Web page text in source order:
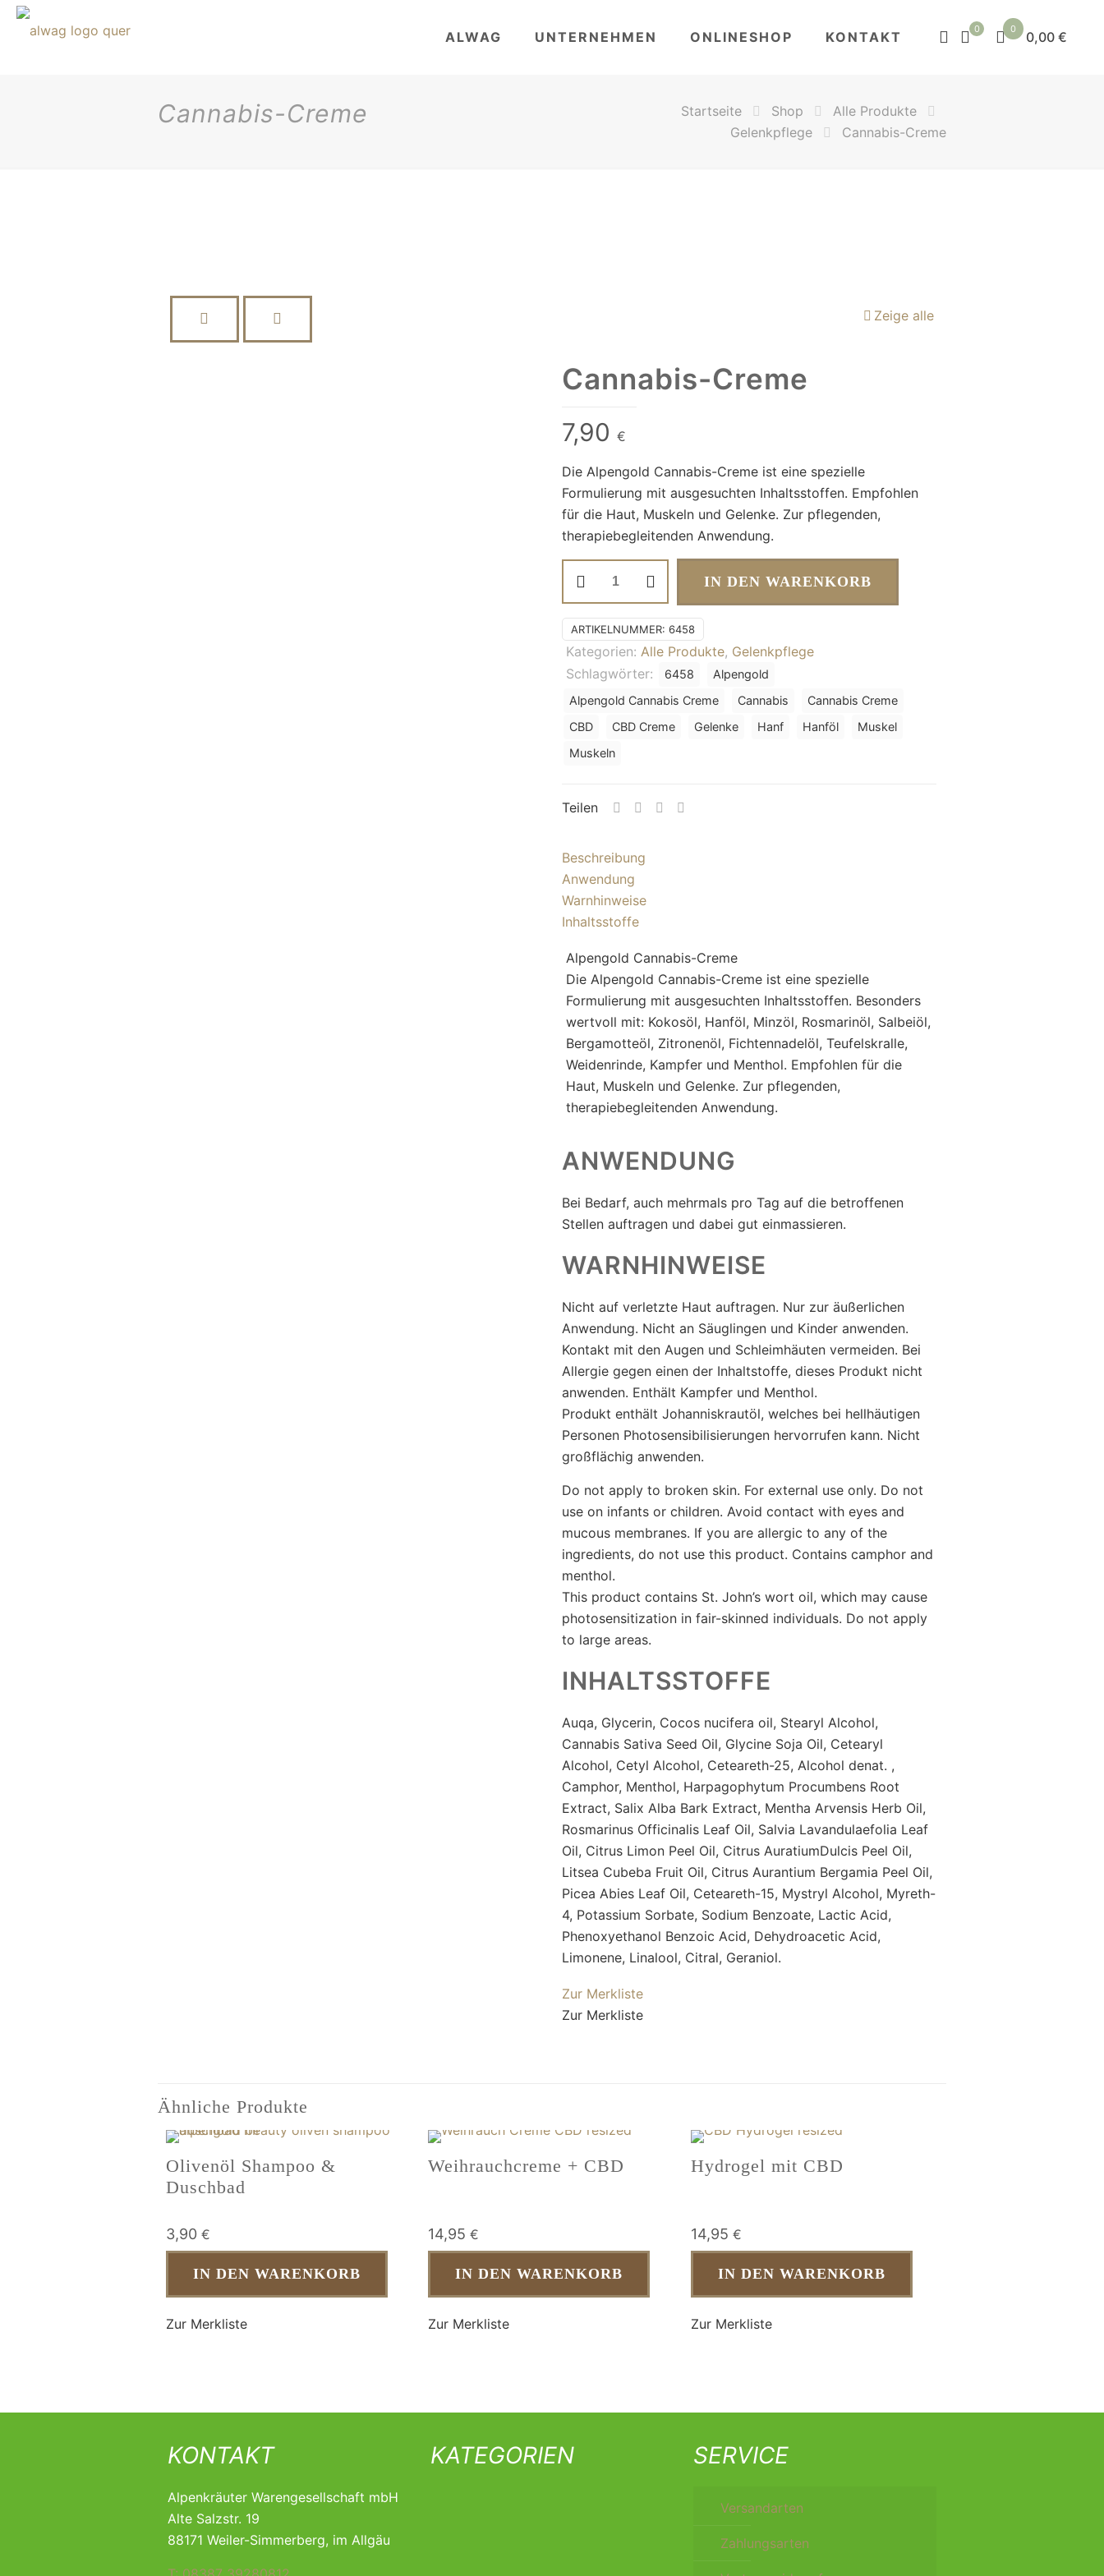
ALWAG UNTERNEHMEN ONLINESHOP KONTAKT 0 0 0,00 €
Cannabis-Creme Startseite Shop
Alle Produkte
Gelenkpflege
Cannabis-Creme
Zeige alle
Cannabis-Creme
7,90 €
Die Alpengold Cannabis-Creme ist eine spezielle
Formulierung mit ausgesuchten Inhaltsstoffen. Empfohlen
für die Haut, Muskeln und Gelenke. Zur pflegenden,
therapiebegleitenden Anwendung.
Creme
IN DEN WARENKORB
ARTIKELNUMMER: 6458
Kategorien: Alle Produkte, Gelenkpflege
Schlagwörter:
6458
Alpengold
Alpengold Cannabis Creme
Cannabis
Cannabis Creme
CBD
CBD Creme Gelenke Hanf Hanföl
Muskel
Muskeln
Teilen
Beschreibung
Anwendung
Warnhinweise
Inhaltsstoffe
Alpengold Cannabis-Creme
Die Alpengold Cannabis-Creme ist eine spezielle
Formulierung mit ausgesuchten Inhaltsstoffen. Besonders
wertvoll mit: Kokosöl, Hanföl, Minzöl, Rosmarinöl, Salbeiöl,
Bergamotteöl, Zitronenöl, Fichtennadelöl, Teufelskralle,
Weidenrinde, Kampfer und Menthol. Empfohlen für die
Haut, Muskeln und Gelenke. Zur pflegenden,
therapiebegleitenden Anwendung.
ANWENDUNG
Bei Bedarf, auch mehrmals pro Tag auf die betroffenen
Stellen auftragen und dabei gut einmassieren.
WARNHINWEISE
Nicht auf verletzte Haut auftragen. Nur zur äußerlichen
Anwendung. Nicht an Säuglingen und Kinder anwenden.
Kontakt mit den Augen und Schleimhäuten vermeiden. Bei
Allergie gegen einen der Inhaltstoffe, dieses Produkt nicht
anwenden. Enthält Kampfer und Menthol.
Produkt enthält Johanniskrautöl, welches bei hellhäutigen
Personen Photosensibilisierungen hervorrufen kann. Nicht
großflächig anwenden.
Do not apply to broken skin. For external use only. Do not
use on infants or children. Avoid contact with eyes and
mucous membranes. If you are allergic to any of the
ingredients, do not use this product. Contains camphor and
menthol.
This product contains St. John’s wort oil, which may cause
photosensitization in fair-skinned individuals. Do not apply
to large areas.
INHALTSSTOFFE
Auqa, Glycerin, Cocos nucifera oil, Stearyl Alcohol,
Cannabis Sativa Seed Oil, Glycine Soja Oil, Cetearyl
Alcohol, Cetyl Alcohol, Ceteareth-25, Alcohol denat. ,
Camphor, Menthol, Harpagophytum Procumbens Root
Extract, Salix Alba Bark Extract, Mentha Arvensis Herb Oil,
Rosmarinus Officinalis Leaf Oil, Salvia Lavandulaefolia Leaf
Oil, Citrus Limon Peel Oil, Citrus AuratiumDulcis Peel Oil,
Litsea Cubeba Fruit Oil, Citrus Aurantium Bergamia Peel Oil,
Picea Abies Leaf Oil, Ceteareth-15, Mystryl Alcohol, Myreth-
4, Potassium Sorbate, Sodium Benzoate, Lactic Acid,
Phenoxyethanol Benzoic Acid, Dehydroacetic Acid,
Limonene, Linalool, Citral, Geraniol.
Zur Merkliste
Zur Merkliste
Ähnliche Produkte
Olivenöl Shampoo &
Duschbad
3,90 €
IN DEN WARENKORB
Zur Merkliste
Weihrauchcreme + CBD
14,95€
IN DEN WARENKORB
Zur Merkliste
Hydrogel mit CBD
14,95 €
IN DEN WARENKORB
Zur Merkliste
KONTAKT
Alpenkräuter Warengesellschaft mbH
Alte Salzstr. 19
88171 Weiler-Simmerberg, im Allgäu
KATEGORIEN SERVICE
Versandarten
Zahlungsarten